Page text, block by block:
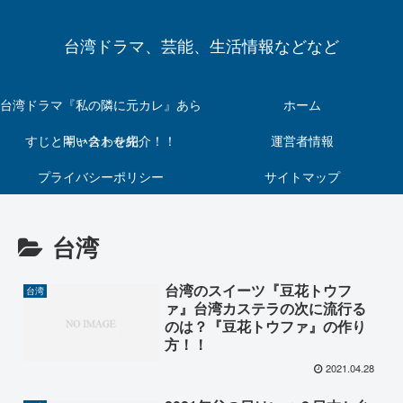
台湾ドラマ、芸能、生活情報などなど
台湾ドラマ『私の隣に元カレ』あら
すじとキャストを紹介！！
ホーム
問い合わせ先
運営者情報
プライバシーポリシー
サイトマップ
台湾
台湾
台湾のスイーツ『豆花トウフ
ァ』台湾カステラの次に流行る
のは？『豆花トウファ』の作り
方！！
2021.04.28